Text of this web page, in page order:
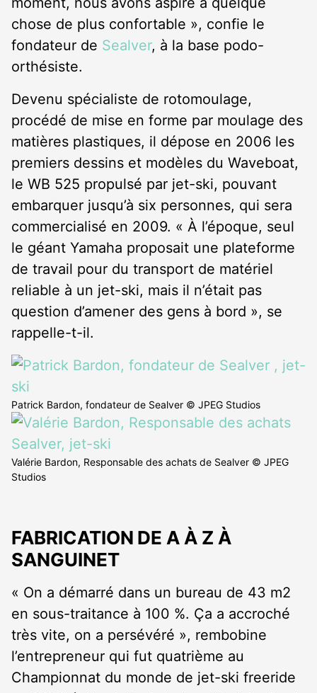
chose de plus confortable », confie le
fondateur de Sealver, à la base podo-
orthésiste.
Devenu spécialiste de rotomoulage,
procédé de mise en forme par moulage des
matières plastiques, il dépose en 2006 les
premiers dessins et modèles du Waveboat,
le WB 525 propulsé par jet-ski, pouvant
embarquer jusqu’à six personnes, qui sera
commercialisé en 2009. « À l’époque, seul
le géant Yamaha proposait une plateforme
de travail pour du transport de matériel
reliable à un jet-ski, mais il n’était pas
question d’amener des gens à bord », se
rappelle-t-il.
Patrick Bardon, fondateur de Sealver © JPEG Studios
Valérie Bardon, Responsable des achats de Sealver © JPEG
Studios
FABRICATION DE A À Z À
SANGUINET
« On a démarré dans un bureau de 43 m2
en sous-traitance à 100 %. Ça a accroché
très vite, on a persévéré », rembobine
l’entrepreneur qui fut quatrième au
Championnat du monde de jet-ski freeride